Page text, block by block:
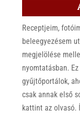
Receptjeim,
beleegyezésem
megjelölése
nyomtatásban.
gyűjtőportálok,
csak annak első
kattint az olvasó.